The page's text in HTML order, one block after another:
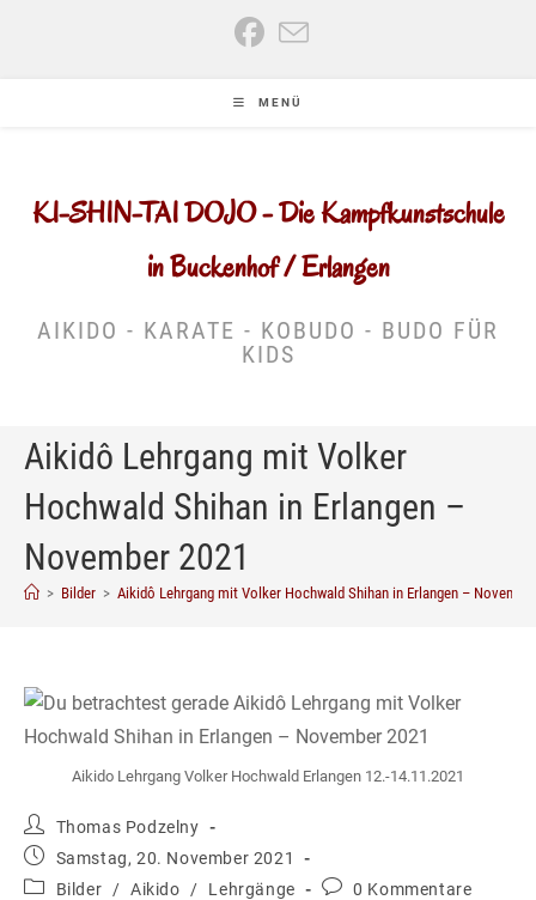
MENÜ
KI-SHIN-TAI DOJO - Die Kampfkunstschule
in Buckenhof / Erlangen
AIKIDO - KARATE - KOBUDO - BUDO FÜR
KIDS
Aikidô Lehrgang mit Volker
Hochwald Shihan in Erlangen –
November 2021
> Bilder > Aikidô Lehrgang mit Volker Hochwald Shihan in Erlangen –
Aikido Lehrgang Volker Hochwald Erlangen 12.-14.11.2021
Beitrags-
Autor:
Thomas Podzelny
Beitrag
veröffentlicht:
Samstag, 20. November 2021
Beitrags-
Bilder / Aikido / Lehrgänge
Beitrags-
0 Kommentare